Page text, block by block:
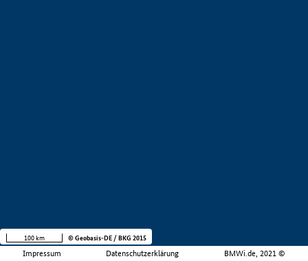
Impressum Datenschutzerklärung BMWi.de, 2021 ©
100 km © Geobasis-DE / BKG 2015